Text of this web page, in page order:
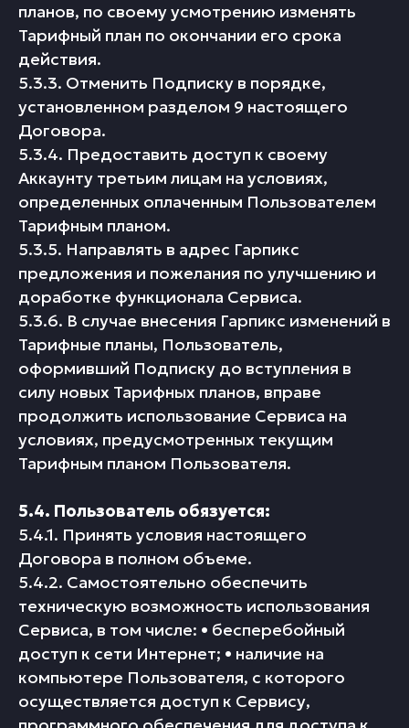
планов, по своему усмотрению изменять
Тарифный план по окончании его срока
действия.
5.3.3. Отменить Подписку в порядке,
установленном разделом 9 настоящего
Договора.
5.3.4. Предоставить доступ к своему
Аккаунту третьим лицам на условиях,
определенных оплаченным Пользователем
Тарифным планом.
5.3.5. Направлять в адрес Гарпикс
предложения и пожелания по улучшению и
доработке функционала Сервиса.
5.3.6. В случае внесения Гарпикс изменений в
Тарифные планы, Пользователь,
оформивший Подписку до вступления в
силу новых Тарифных планов, вправе
продолжить использование Сервиса на
условиях, предусмотренных текущим
Тарифным планом Пользователя.
5.4. Пользователь обязуется:
5.4.1. Принять условия настоящего
Договора в полном объеме.
5.4.2. Самостоятельно обеспечить
техническую возможность использования
Сервиса, в том числе: • бесперебойный
доступ к сети Интернет; • наличие на
компьютере Пользователя, с которого
осуществляется доступ к Сервису,